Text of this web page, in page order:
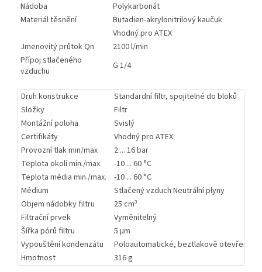
Nádoba
Polykarbonát
Materiál těsnění
Butadien-akrylonitrilový kaučuk
Vhodný pro ATEX
Jmenovitý průtok Qn
2100 l/min
Přípoj stlačeného
vzduchu
G 1/4
Druh konstrukce
Standardní filtr, spojitelné do bloků
Složky
Filtr
Montážní poloha
Svislý
Certifikáty
Vhodný pro ATEX
Provozní tlak min/max
2 ... 16 bar
Teplota okolí min./max.
-10 ... 60 °C
Teplota média min./max.
-10 ... 60 °C
Médium
Stlačený vzduch Neutrální plyny
Objem nádobky filtru
25 cm³
Filtrační prvek
Vyměnitelný
Šířka pórů filtru
5 µm
Vypouštění kondenzátu
Poloautomatické, beztlakově otevřený
Hmotnost
316 g